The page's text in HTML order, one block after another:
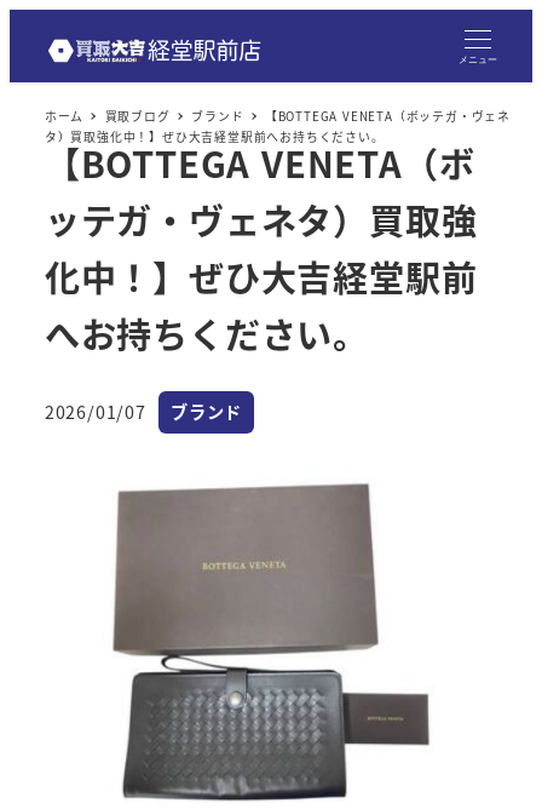
メニュー
ホーム 買取ブログ ブランド
【BOTTEGA VENETA（ボッテガ・ヴェネ
タ）買取強化中！】ぜひ大吉経堂駅前へお持ちください。
【BOTTEGA VENETA（ボ
ッテガ・ヴェネタ）買取強
化中！】ぜひ大吉経堂駅前
へお持ちください。
投稿日
2026/01/07 カテゴリー
ブランド